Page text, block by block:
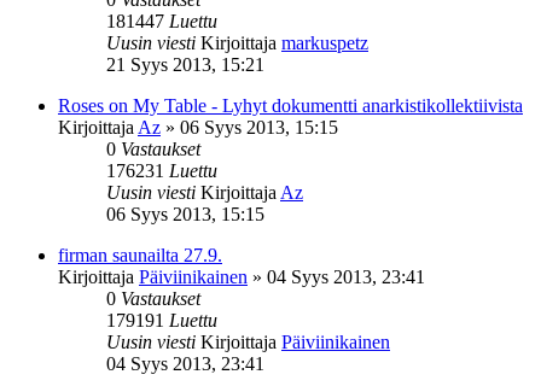
181447 Luettu
Uusin viesti Kirjoittaja markuspetz
21 Syys 2013, 15:21
Roses on My Table - Lyhyt dokumentti anarkistikollektiivista
Kirjoittaja Az » 06 Syys 2013, 15:15
0 Vastaukset
176231 Luettu
Uusin viesti Kirjoittaja Az
06 Syys 2013, 15:15
firman saunailta 27.9.
Kirjoittaja Päiviinikainen » 04 Syys 2013, 23:41
0 Vastaukset
179191 Luettu
Uusin viesti Kirjoittaja Päiviinikainen
04 Syys 2013, 23:41